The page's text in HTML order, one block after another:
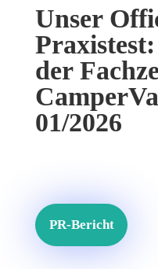
Unser
der
01/2026
PR-Bericht